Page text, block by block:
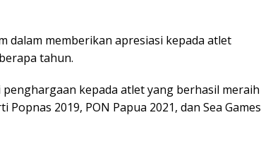
dalam memberikan apresiasi kepada atlet
tahun.
kepada atlet yang berhasil meraih
2019, PON Papua 2021, dan Sea Games